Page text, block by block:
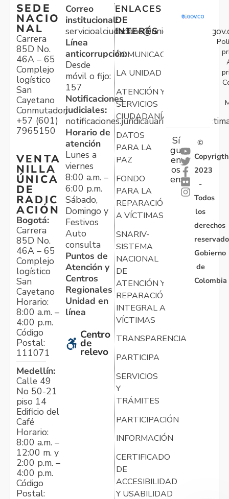
SEDE
NACIO
NAL
Carrera
85D No.
46A – 65
Complejo
logístico
San
Cayetano
Conmutador:
+57 (601)
7965150
VENTA
NILLA
ÚNICA
DE
RADIC
ACIÓN
Bogotá:
Carrera
85D No.
46A – 65
Complejo
logístico
San
Cayetano
Horario:
8:00 a.m. –
4:00 p.m.
Código
Postal:
111071
Medellín:
Calle 49
No 50-21
piso 14
Edificio del
Café
Horario:
8:00 a.m. –
12:00 m. y
2:00 p.m. –
4:00 p.m.
Código
Postal:
Correo
institucional:
Línea
anticorrupción:
Desde
móvil o fijo:
157
Notificaciones
judiciales:
Horario de
atención
Lunes a
viernes
8:00 a.m. –
6:00 p.m.
Sábado,
Domingo y
Festivos
Auto
consulta
Puntos de
Atención y
Centros
Regionales
Unidad en
línea
Centro
de
relevo
ENLACES
DE
INTERÉS
COMUNICACIONES
LA UNIDAD
ATENCIÓN Y
SERVICIOS
CIUDADANÍA
DATOS
PARA LA
PAZ
FONDO
PARA LA
REPARACIÓN
A VÍCTIMAS
SNARIV-
SISTEMA
NACIONAL
DE
ATENCIÓN Y
REPARACIÓN
INTEGRAL A
VÍCTIMAS
TRANSPARENCIA
PARTICIPA
SERVICIOS
Y
TRÁMITES
PARTICIPACIÓN
INFORMACIÓN
CERTIFICADO
DE
ACCESIBILIDAD
Y USABILIDAD
Sí
gu
en
os
en:
©
Copyrigth
2023
-
Todos
los
derechos
Gobierno
de
Colombia